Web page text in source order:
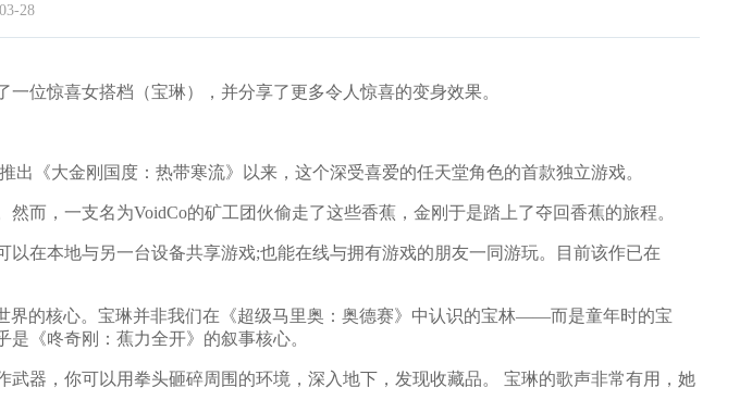
28
位惊喜女搭档（宝琳），并分享了更多令人惊喜的变身效果。
出《大金刚国度：热带寒流》以来，这个深受喜爱的任天堂角色的首款独立游戏。
而，一支名为VoidCo的矿工团伙偷走了这些香蕉，金刚于是踏上了夺回香蕉的旅程。
在本地与另一台设备共享游戏;也能在线与拥有游戏的朋友一同游玩。目前该作已在
界的核心。宝琳并非我们在《超级马里奥：奥德赛》中认识的宝林——而是童年时的宝
《咚奇刚：蕉力全开》的叙事核心。
器，你可以用拳头砸碎周围的环境，深入地下，发现收藏品。 宝琳的歌声非常有用，她